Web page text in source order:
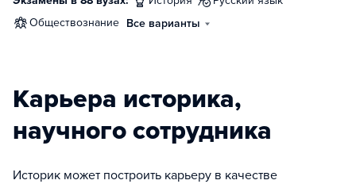
обществознание Все варианты
Карьера историка,
научного сотрудника
Историк может построить карьеру в качестве